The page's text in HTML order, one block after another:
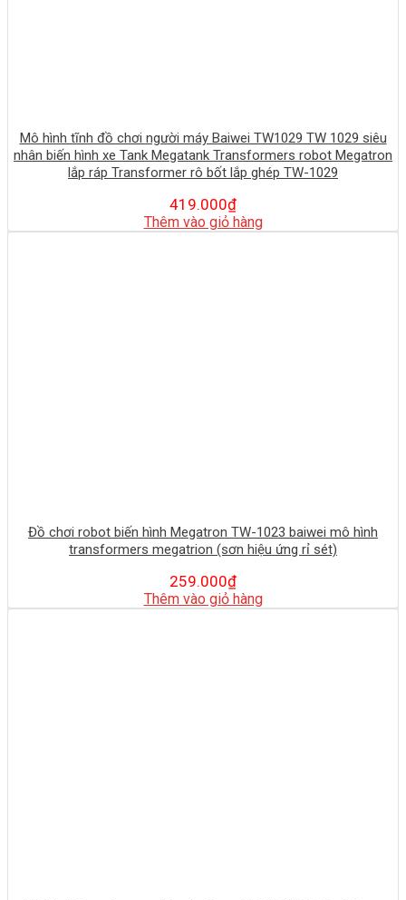
Mô hình tĩnh đồ chơi người máy Baiwei TW1029 TW 1029 siêu
nhân biến hình xe Tank Megatank Transformers robot Megatron
lắp ráp Transformer rô bốt lắp ghép TW-1029
419.000₫
Thêm vào giỏ hàng
Đồ chơi robot biến hình Megatron TW-1023 baiwei mô hình
transformers megatrion (sơn hiệu ứng rỉ sét)
259.000₫
Thêm vào giỏ hàng